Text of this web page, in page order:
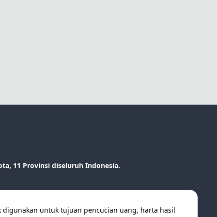
11 Provinsi diseluruh Indonesia.
digunakan untuk tujuan pencucian uang, harta hasil